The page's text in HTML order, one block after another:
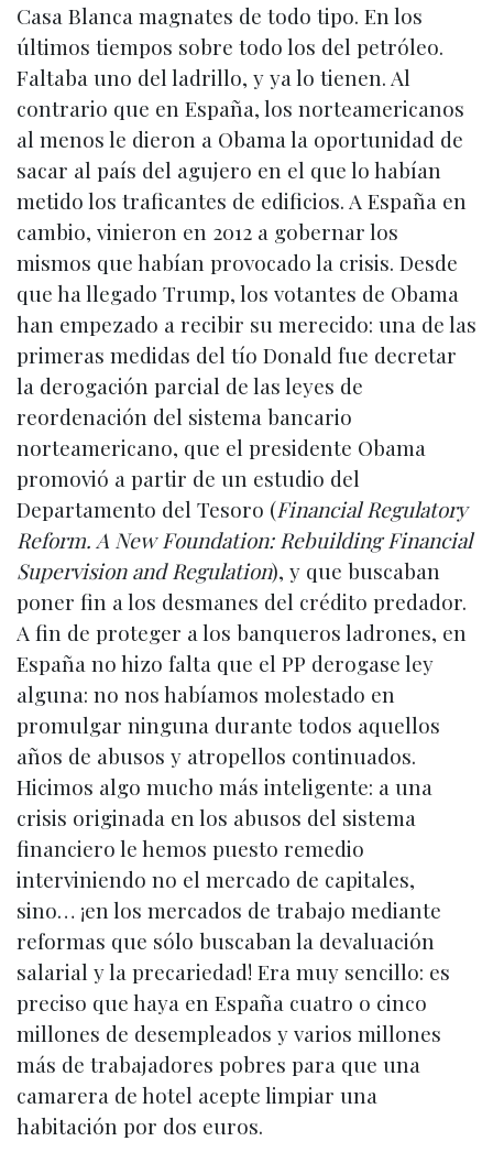
Casa Blanca magnates de todo tipo. En los
últimos tiempos sobre todo los del petróleo.
Faltaba uno del ladrillo, y ya lo tienen. Al
contrario que en España, los norteamericanos
al menos le dieron a Obama la oportunidad de
sacar al país del agujero en el que lo habían
metido los traficantes de edificios. A España en
cambio, vinieron en 2012 a gobernar los
mismos que habían provocado la crisis. Desde
que ha llegado Trump, los votantes de Obama
han empezado a recibir su merecido: una de las
primeras medidas del tío Donald fue decretar
la derogación parcial de las leyes de
reordenación del sistema bancario
norteamericano, que el presidente Obama
promovió a partir de un estudio del
Departamento del Tesoro (Financial Regulatory
Reform. A New Foundation: Rebuilding Financial
Supervision and Regulation), y que buscaban
poner fin a los desmanes del crédito predador.
A fin de proteger a los banqueros ladrones, en
España no hizo falta que el PP derogase ley
alguna: no nos habíamos molestado en
promulgar ninguna durante todos aquellos
años de abusos y atropellos continuados.
Hicimos algo mucho más inteligente: a una
crisis originada en los abusos del sistema
financiero le hemos puesto remedio
interviniendo no el mercado de capitales,
sino… ¡en los mercados de trabajo mediante
reformas que sólo buscaban la devaluación
salarial y la precariedad! Era muy sencillo: es
preciso que haya en España cuatro o cinco
millones de desempleados y varios millones
más de trabajadores pobres para que una
camarera de hotel acepte limpiar una
habitación por dos euros.